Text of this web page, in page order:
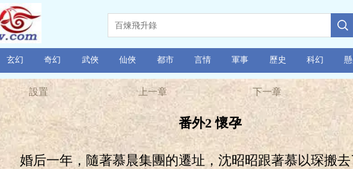
玄幻 奇幻 武俠 仙俠 都市 言情 軍事 歷史 科幻
設置 上一章 下一章
番外2 懷孕
后一年，隨著慕晨集團的遷址，沈昭昭跟著慕以琛搬去